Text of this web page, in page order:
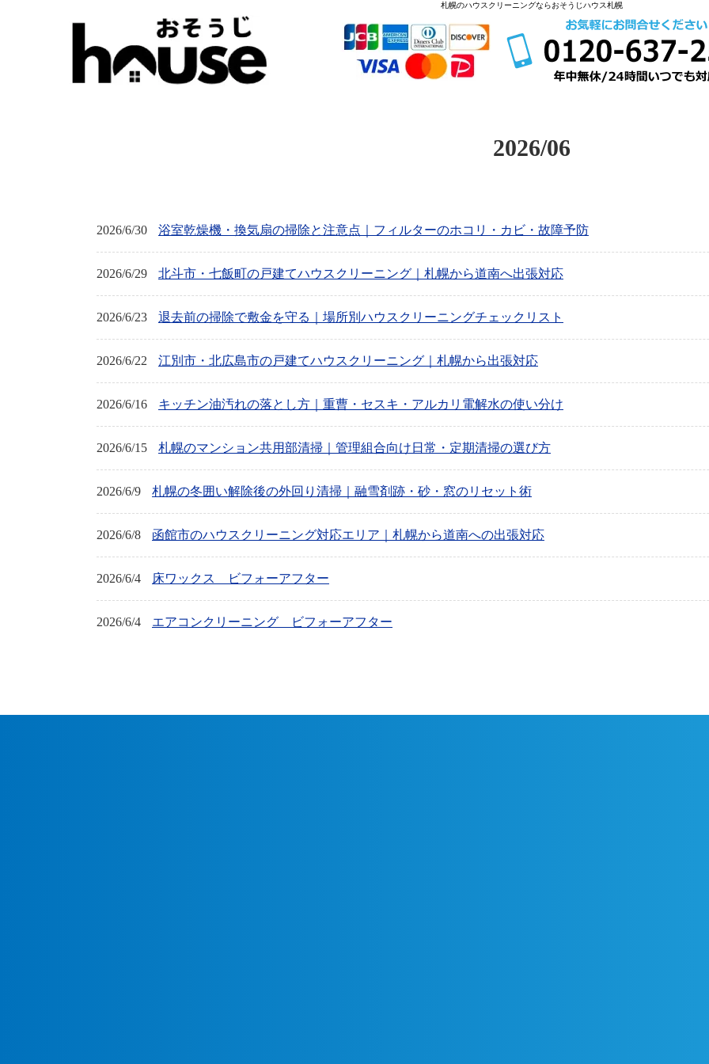
札幌のハウスクリーニングならおそうじハウス札幌
2026/06
2026/6/30 浴室乾燥機・換気扇の掃除と注意点｜フィルターのホコリ・カビ・故障予防
2026/6/29 北斗市・七飯町の戸建てハウスクリーニング｜札幌から道南へ出張対応
2026/6/23 退去前の掃除で敷金を守る｜場所別ハウスクリーニングチェックリスト
2026/6/22 江別市・北広島市の戸建てハウスクリーニング｜札幌から出張対応
2026/6/16 キッチン油汚れの落とし方｜重曹・セスキ・アルカリ電解水の使い分け
2026/6/15 札幌のマンション共用部清掃｜管理組合向け日常・定期清掃の選び方
2026/6/9 札幌の冬囲い解除後の外回り清掃｜融雪剤跡・砂・窓のリセット術
2026/6/8 函館市のハウスクリーニング対応エリア｜札幌から道南への出張対応
2026/6/4 床ワックス ビフォーアフター
2026/6/4 エアコンクリーニング ビフォーアフター